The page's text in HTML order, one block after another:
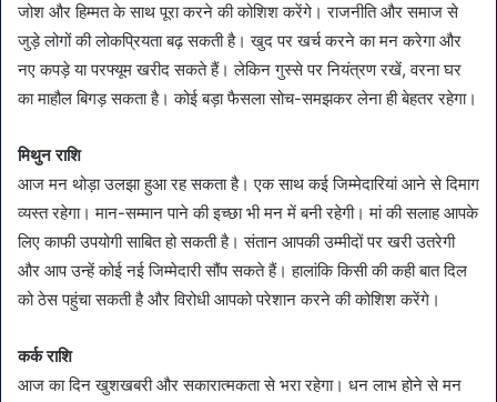
जोश और हिम्मत के साथ पूरा करने की कोशिश करेंगे। राजनीति और समाज से
जुड़े लोगों की लोकप्रियता बढ़ सकती है। खुद पर खर्च करने का मन करेगा और
नए कपड़े या परफ्यूम खरीद सकते हैं। लेकिन गुस्से पर नियंत्रण रखें, वरना घर
का माहौल बिगड़ सकता है। कोई बड़ा फैसला सोच-समझकर लेना ही बेहतर रहेगा।
मिथुन राशि
आज मन थोड़ा उलझा हुआ रह सकता है। एक साथ कई जिम्मेदारियां आने से दिमाग
व्यस्त रहेगा। मान-सम्मान पाने की इच्छा भी मन में बनी रहेगी। मां की सलाह आपके
लिए काफी उपयोगी साबित हो सकती है। संतान आपकी उम्मीदों पर खरी उतरेगी
और आप उन्हें कोई नई जिम्मेदारी सौंप सकते हैं। हालांकि किसी की कही बात दिल
को ठेस पहुंचा सकती है और विरोधी आपको परेशान करने की कोशिश करेंगे।
कर्क राशि
आज का दिन खुशखबरी और सकारात्मकता से भरा रहेगा। धन लाभ होने से मन